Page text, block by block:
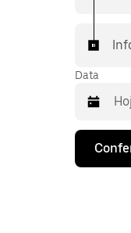
Data
Pressione
seta